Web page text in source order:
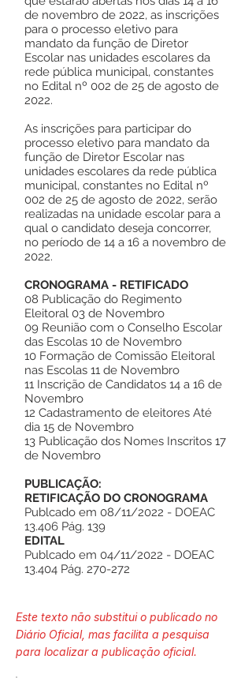
de novembro de 2022, as inscrições
para o processo eletivo para
mandato da função de Diretor
Escolar nas unidades escolares da
rede pública municipal, constantes
no Edital nº 002 de 25 de agosto de
2022.
As inscrições para participar do
processo eletivo para mandato da
função de Diretor Escolar nas
unidades escolares da rede pública
municipal, constantes no Edital nº
002 de 25 de agosto de 2022, serão
realizadas na unidade escolar para a
qual o candidato deseja concorrer,
no período de 14 a 16 a novembro de
2022.
CRONOGRAMA - RETIFICADO
08 Publicação do Regimento
Eleitoral 03 de Novembro
09 Reunião com o Conselho Escolar
das Escolas 10 de Novembro
10 Formação de Comissão Eleitoral
nas Escolas 11 de Novembro
11 Inscrição de Candidatos 14 a 16 de
Novembro
12 Cadastramento de eleitores Até
dia 15 de Novembro
13 Publicação dos Nomes Inscritos 17
de Novembro
PUBLICAÇÃO:
RETIFICAÇÃO DO CRONOGRAMA
Publcado em 08/11/2022 - DOEAC
13.406 Pág. 139
EDITAL
Publcado em 04/11/2022 - DOEAC
13.404 Pág. 270-272
Este texto não substitui o publicado no
Diário Oficial, mas facilita a pesquisa
para localizar a publicação oficial.